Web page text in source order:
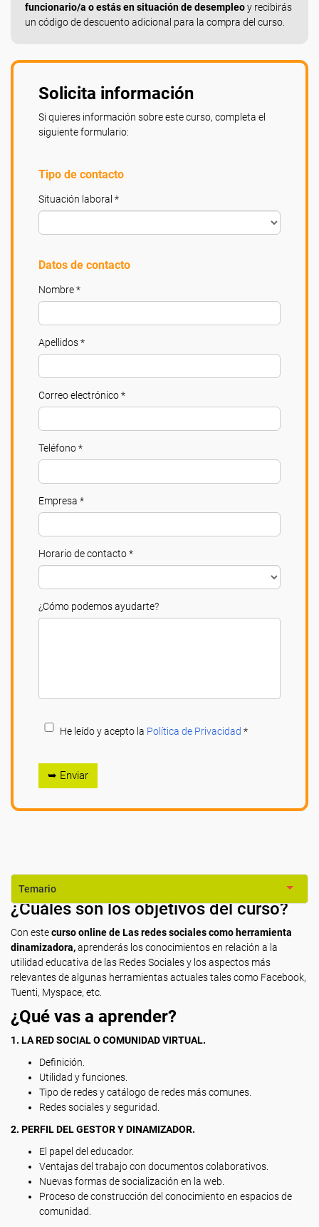
funcionario/a o estás en situación de desempleoy recibirás
un código de descuento adicional para la compra del curso.
Solicita información
Si quieres información sobre este curso, completa el
siguiente formulario:
Tipo de contacto
Situación laboral *
Datos de contacto
Nombre *
Apellidos *
Correo electrónico *
Teléfono *
Empresa *
Horario de contacto *
¿Cómo podemos ayudarte?
He leído y acepto la Política de Privacidad *
➥ Enviar
Temario
¿Cuáles son los objetivos del curso?
Con estecurso online de Las redes sociales como herramienta
dinamizadora,aprenderás los conocimientos en relación a la
utilidad educativa de las Redes Sociales y los aspectos más
relevantes de algunas herramientas actuales tales como Facebook,
Tuenti, Myspace, etc.
¿Qué vas a aprender?
1. LA RED SOCIAL O COMUNIDAD VIRTUAL.
Definición.
Utilidad y funciones.
Tipo de redes y catálogo de redes más comunes.
Redes sociales y seguridad.
2. PERFIL DEL GESTOR Y DINAMIZADOR.
El papel del educador.
Ventajas del trabajo con documentos colaborativos.
Nuevas formas de socialización en la web.
Proceso de construcción del conocimiento en espacios de
comunidad.